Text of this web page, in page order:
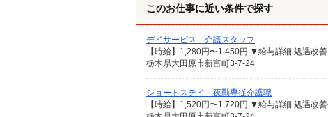
このお仕事に近い条件で探す
デイサービス 介護スタッフ
栃木県大田原市新富町3-7-24
ショートステイ 夜勤専従介護職